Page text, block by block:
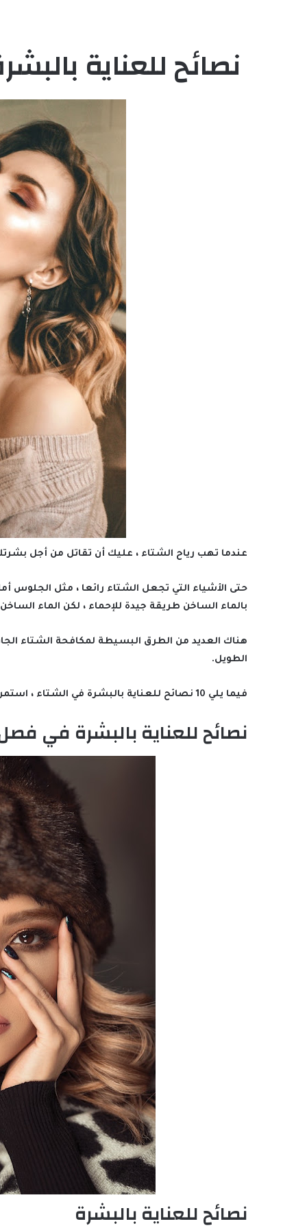
نصائح للعناية
عندما تهب رياح الشتاء ، عليك أن تقاتل من أجل
حتى الأشياء التي تجعل الشتاء رائعا ، مثل الجلوس
بالماء الساخن طريقة جيدة للإحماء ، لكن الماء
هناك العديد من الطرق البسيطة لمكافحة الشتاء
الطويل.
فيما يلي 10 نصائح للعناية بالبشرة في الشتاء ، استمر في قراءة التفاصيل حتى تصبح بشرتك أكثر صحة وحيوية.
نصائح للعناية بالبشرة في
نصائح للعناية بالبشرة